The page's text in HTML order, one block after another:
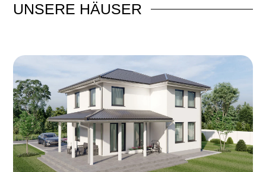
UNSERE HÄUSER